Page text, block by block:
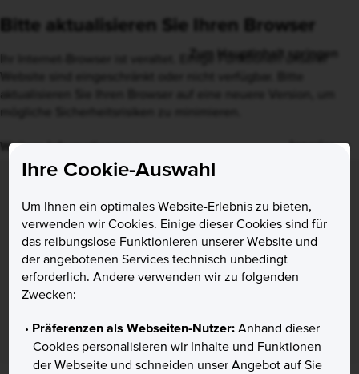
Ihre Cookie-Auswahl
Um Ihnen ein optimales Website-Erlebnis zu bieten,
verwenden wir Cookies. Einige dieser Cookies sind für
das reibungslose Funktionieren unserer Website und
der angebotenen Services technisch unbedingt
erforderlich. Andere verwenden wir zu folgenden
Zwecken:
Präferenzen als Webseiten-Nutzer: Anhand dieser
Cookies personalisieren wir Inhalte und Funktionen
der Webseite und schneiden unser Angebot auf Sie
Bitte aktualisieren Sie Ihren Browser
Ihr Internet-Browser ist veraltet. Einige Funktionen unserer
aktualisieren Sie Ihren Browser auf eine neuere Version, um
Weitere Informationen Ignorieren